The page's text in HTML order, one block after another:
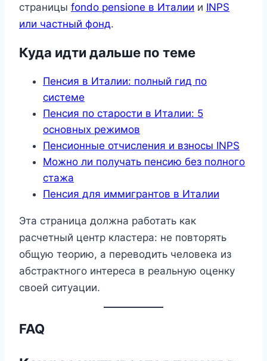
страницы fondo pensione в Италии и INPS
или частный фонд.
Куда идти дальше по теме
Пенсия в Италии: полный гид по
системе
Пенсия по старости в Италии: 5
основных режимов
Пенсионные отчисления и взносы INPS
Можно ли получать пенсию без полного
стажа
Пенсия для иммигрантов в Италии
Эта страница должна работать как
расчетный центр кластера: не повторять
общую теорию, а переводить человека из
абстрактного интереса в реальную оценку
своей ситуации.
FAQ